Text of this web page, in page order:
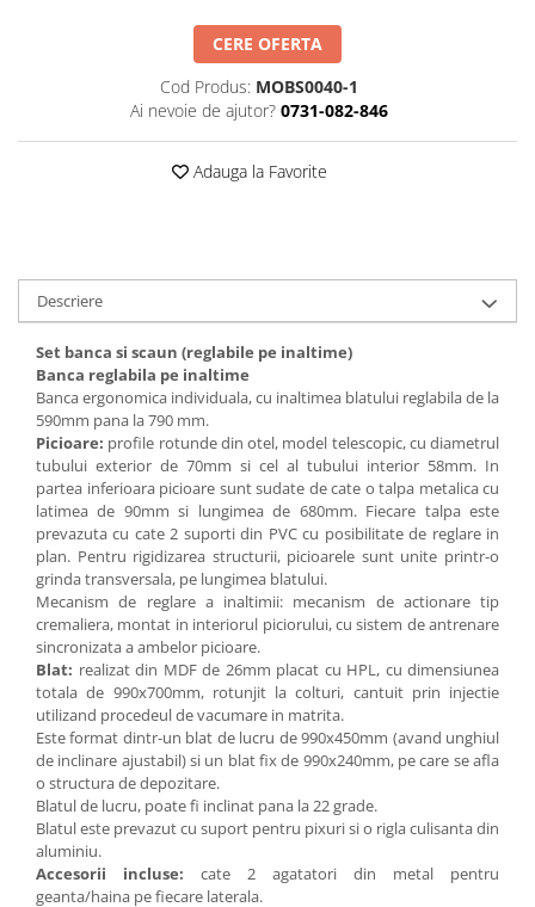
Videoconferinta si Colaborare
Kit Robotic Educational
Software Educational
Oferta Mobilier Clasa
Imprimante si Multifunctionale
Multifunctionale
Tehnologie Educationala
Kit Robotic Educational
Software Educational
Catedre,Mese,Birouri
Harti geografice
Harti pentru copii
Informatica
Istorie
Geografie
Biologie
Chimie
Fizica
Educatie Civica
Limba engleza
Stilouri,Pixuri,Rollere
Organizare si arhivare
Bibliorafturi,Dosare,Cutii Arhivare
Mape si Folii Plastic
Plannere
Tavite si Suporturi Documente
Mijloace de Prezentare
Aviziere
Flipchart-uri si Rezerve
Accesorii
Panouri Afisare
Table magnetice din sticla
CERE OFERTA
Cod Produs: MOBS0040-1
Ai nevoie de ajutor? 0731-082-846
Adauga la Favorite
Descriere
Set banca si scaun (reglabile pe inaltime)
Banca reglabila pe inaltime
Banca ergonomica individuala, cu inaltimea blatului reglabila de la
590mm pana la 790 mm.
Picioare: profile rotunde din otel, model telescopic, cu diametrul
tubului exterior de 70mm si cel al tubului interior 58mm. In
partea inferioara picioare sunt sudate de cate o talpa metalica cu
latimea de 90mm si lungimea de 680mm. Fiecare talpa este
prevazuta cu cate 2 suporti din PVC cu posibilitate de reglare in
plan. Pentru rigidizarea structurii, picioarele sunt unite printr-o
grinda transversala, pe lungimea blatului.
Mecanism de reglare a inaltimii: mecanism de actionare tip
cremaliera, montat in interiorul piciorului, cu sistem de antrenare
sincronizata a ambelor picioare.
Blat: realizat din MDF de 26mm placat cu HPL, cu dimensiunea
totala de 990x700mm, rotunjit la colturi, cantuit prin injectie
utilizand procedeul de vacumare in matrita.
Este format dintr-un blat de lucru de 990x450mm (avand unghiul
de inclinare ajustabil) si un blat fix de 990x240mm, pe care se afla
o structura de depozitare.
Blatul de lucru, poate fi inclinat pana la 22 grade.
Blatul este prevazut cu suport pentru pixuri si o rigla culisanta din
aluminiu.
Accesorii incluse: cate 2 agatatori din metal pentru
geanta/haina pe fiecare laterala.